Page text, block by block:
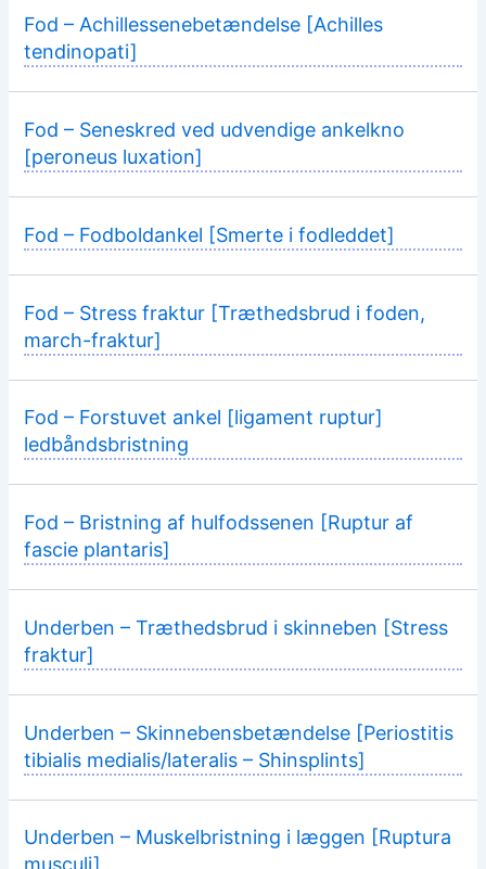
Fod – Achillessenebetændelse [Achilles
tendinopati]
Fod – Seneskred ved udvendige ankelkno
[peroneus luxation]
Fod – Fodboldankel [Smerte i fodleddet]
Fod – Stress fraktur [Træthedsbrud i foden,
march-fraktur]
Fod – Forstuvet ankel [ligament ruptur]
ledbåndsbristning
Fod – Bristning af hulfodssenen [Ruptur af
fascie plantaris]
Underben – Træthedsbrud i skinneben [Stress
fraktur]
Underben – Skinnebensbetændelse [Periostitis
tibialis medialis/lateralis – Shinsplints]
Underben – Muskelbristning i læggen [Ruptura